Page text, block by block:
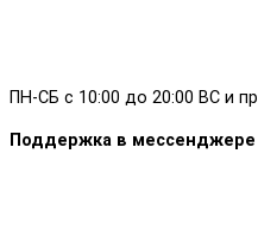
ПН-СБ с 10:00 до 20:00 ВС и
Поддержка в мессенджере